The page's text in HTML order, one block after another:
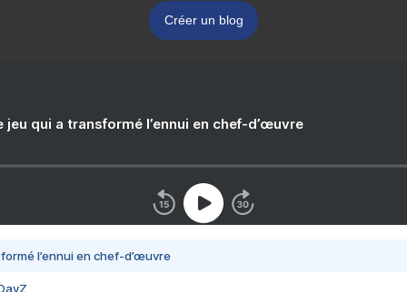
Créer un blog
jeu qui a transformé l’ennui en chef-d’œuvre
l’ennui en chef-d’œuvre